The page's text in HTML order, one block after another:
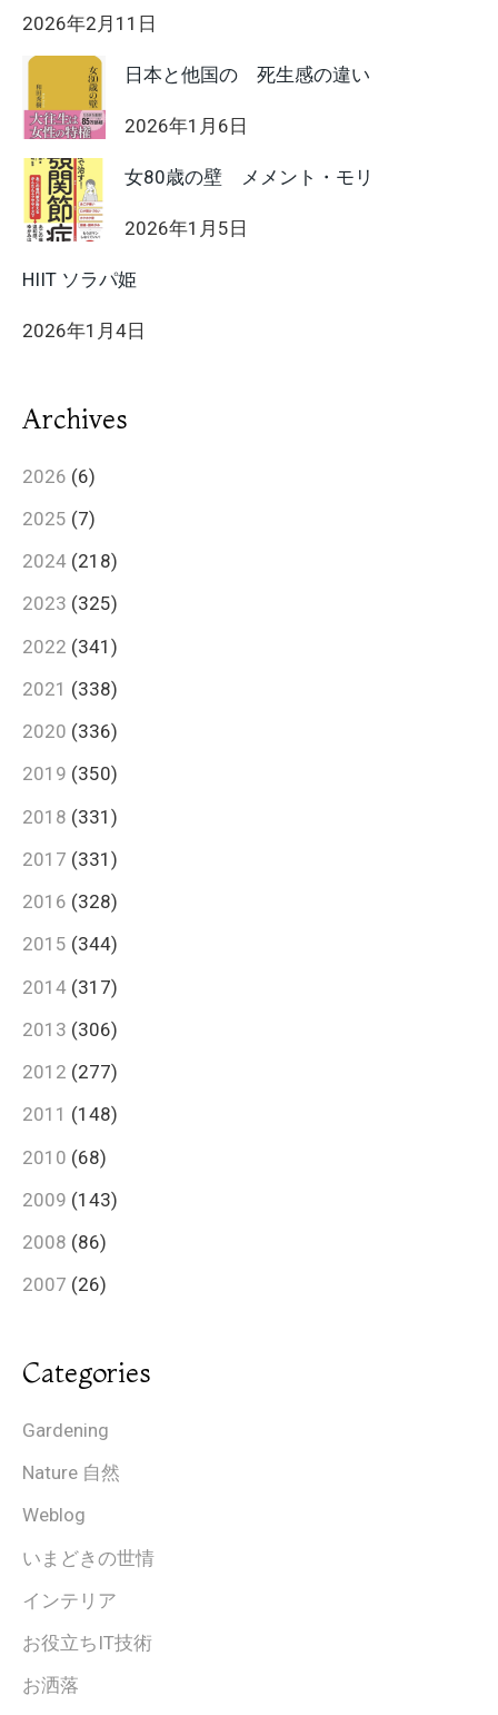
2026年2月11日
日本と他国の 死生感の違い
2026年1月6日
女80歳の壁 メメント・モリ
2026年1月5日
HIIT ソラパ姫
2026年1月4日
Archives
2026 (6)
2025 (7)
2024 (218)
2023 (325)
2022 (341)
2021 (338)
2020 (336)
2019 (350)
2018 (331)
2017 (331)
2016 (328)
2015 (344)
2014 (317)
2013 (306)
2012 (277)
2011 (148)
2010 (68)
2009 (143)
2008 (86)
2007 (26)
Categories
Gardening
Nature 自然
Weblog
いまどきの世情
インテリア
お役立ちIT技術
お洒落